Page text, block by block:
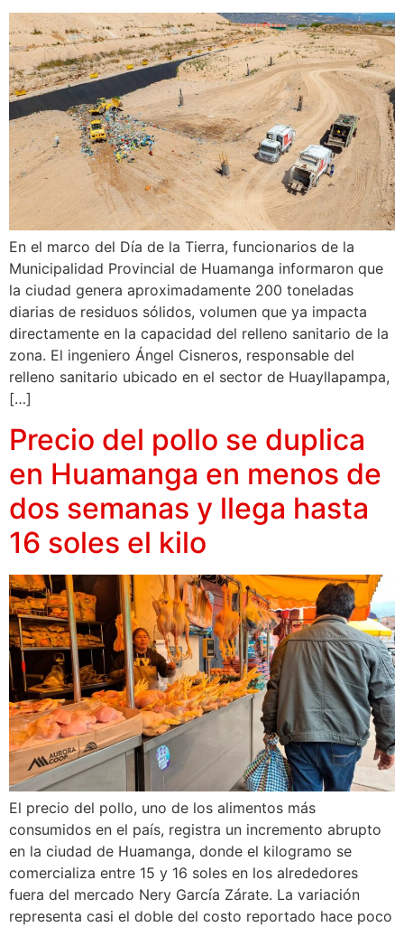
En el marco del Día de la Tierra, funcionarios de la
Municipalidad Provincial de Huamanga informaron que
la ciudad genera aproximadamente 200 toneladas
diarias de residuos sólidos, volumen que ya impacta
directamente en la capacidad del relleno sanitario de la
zona. El ingeniero Ángel Cisneros, responsable del
relleno sanitario ubicado en el sector de Huayllapampa,
[…]
Precio del pollo se duplica
en Huamanga en menos de
dos semanas y llega hasta
16 soles el kilo
El precio del pollo, uno de los alimentos más
consumidos en el país, registra un incremento abrupto
en la ciudad de Huamanga, donde el kilogramo se
comercializa entre 15 y 16 soles en los alrededores
fuera del mercado Nery García Zárate. La variación
representa casi el doble del costo reportado hace poco